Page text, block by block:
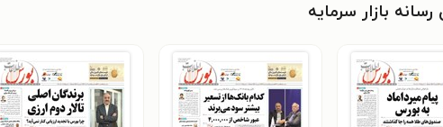
بازار سرمایه